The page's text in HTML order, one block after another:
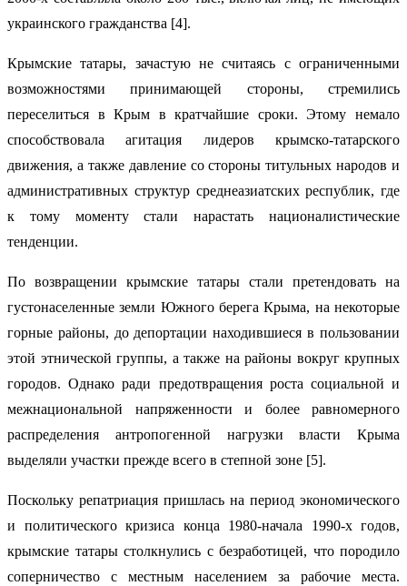
украинского гражданства [4].
Крымские татары, зачастую не считаясь с ограниченными
возможностями принимающей стороны, стремились
переселиться в Крым в кратчайшие сроки. Этому немало
способствовала агитация лидеров крымско-татарского
движения, а также давление со стороны титульных народов и
административных структур среднеазиатских республик, где
к тому моменту стали нарастать националистические
тенденции.
По возвращении крымские татары стали претендовать на
густонаселенные земли Южного берега Крыма, на некоторые
горные районы, до депортации находившиеся в пользовании
этой этнической группы, а также на районы вокруг крупных
городов. Однако ради предотвращения роста социальной и
межнациональной напряженности и более равномерного
распределения антропогенной нагрузки власти Крыма
выделяли участки прежде всего в степной зоне [5].
Поскольку репатриация пришлась на период экономического
и политического кризиса конца 1980-начала 1990-х годов,
крымские татары столкнулись с безработицей, что породило
соперничество с местным населением за рабочие места.